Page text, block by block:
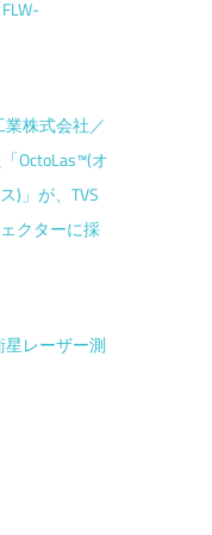
業株式会社／
OctoLas™(オ
)」が、TVS
クターに採
レーザー測